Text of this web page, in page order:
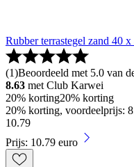
Rubber terrastegel zand 40
(1)Beoordeeld met 5.0 van
8.63 met Club Karwei
20% korting20% korting
20% korting, voordeelprijs:
10.79
Prijs: 10.79 euro